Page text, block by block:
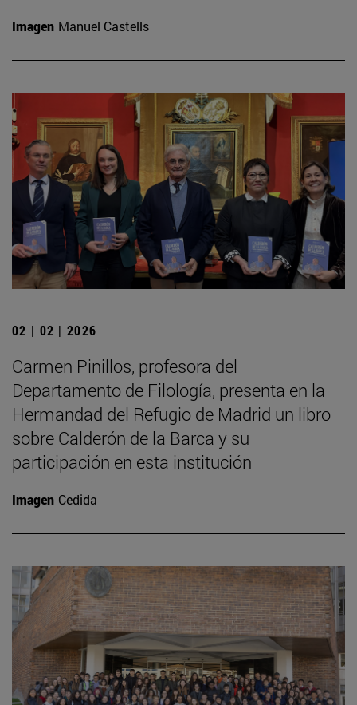
Imagen Manuel Castells
02 | 02 | 2026
Carmen Pinillos, profesora del
Departamento de Filología, presenta en la
Hermandad del Refugio de Madrid un libro
sobre Calderón de la Barca y su
participación en esta institución
Imagen Cedida